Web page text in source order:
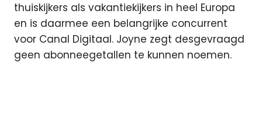
thuiskijkers als vakantiekijkers in heel Europa
en is daarmee een belangrijke concurrent
voor Canal Digitaal. Joyne zegt desgevraagd
geen abonneegetallen te kunnen noemen.